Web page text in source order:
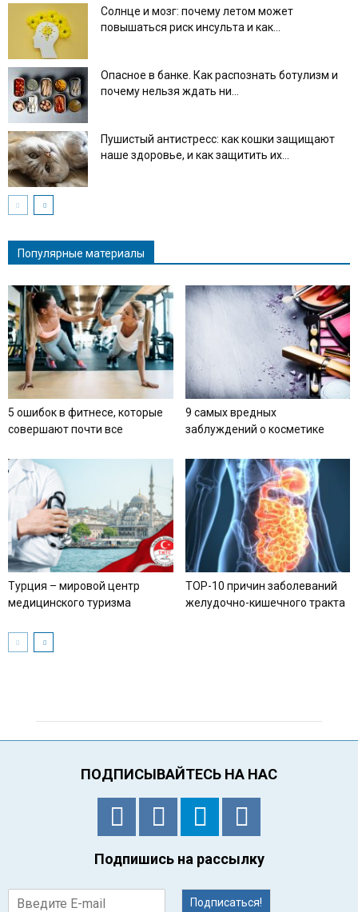
Солнце и мозг: почему летом может
повышаться риск инсульта и как...
Опасное в банке. Как распознать ботулизм и
почему нельзя ждать ни...
Пушистый антистресс: как кошки защищают
наше здоровье, и как защитить их...
Популярные материалы
5 ошибок в фитнесе, которые
совершают почти все
9 самых вредных
заблуждений о косметике
Турция – мировой центр
медицинского туризма
TOP-10 причин заболеваний
желудочно-кишечного тракта
ПОДПИСЫВАЙТЕСЬ НА НАС
Подпишись на рассылку
Подписаться!